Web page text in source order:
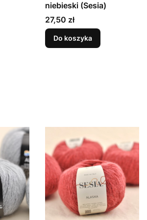
niebieski (Sesia)
Cena
27,50 zł
Do koszyka